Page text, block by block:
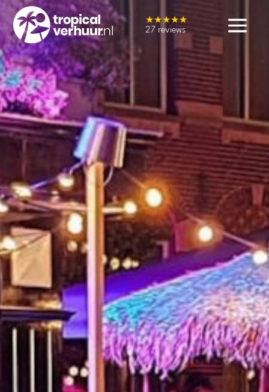
★★★★★
27 reviews